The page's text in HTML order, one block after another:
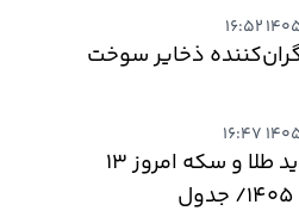
ذخایر سوخت
قیمت جدید طلا و سکه امروز ۱۳